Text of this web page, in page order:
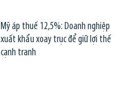
Mỹ áp thuế 12,5%: Doanh nghiệp
xuất khẩu xoay trục để giữ lợi thế
cạnh tranh